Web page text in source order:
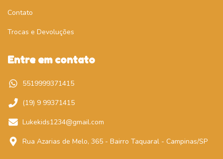
Contato
Trocas e Devoluções
Entre em contato
5519999371415
(19) 9 99371415
Lukekids1234@gmail.com
Rua Azarias de Melo, 365 - Bairro Taquaral - Campinas/SP